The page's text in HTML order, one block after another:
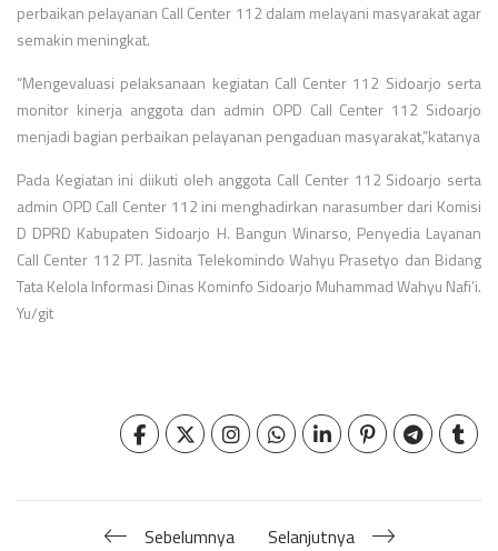
perbaikan pelayanan Call Center 112 dalam melayani masyarakat agar
semakin meningkat.
“Mengevaluasi pelaksanaan kegiatan Call Center 112 Sidoarjo serta
monitor kinerja anggota dan admin OPD Call Center 112 Sidoarjo
menjadi bagian perbaikan pelayanan pengaduan masyarakat,”katanya
Pada Kegiatan ini diikuti oleh anggota Call Center 112 Sidoarjo serta
admin OPD Call Center 112 ini menghadirkan narasumber dari Komisi
D DPRD Kabupaten Sidoarjo H. Bangun Winarso, Penyedia Layanan
Call Center 112 PT. Jasnita Telekomindo Wahyu Prasetyo dan Bidang
Tata Kelola Informasi Dinas Kominfo Sidoarjo Muhammad Wahyu Nafi’i.
Yu/git
Sebelumnya Selanjutnya